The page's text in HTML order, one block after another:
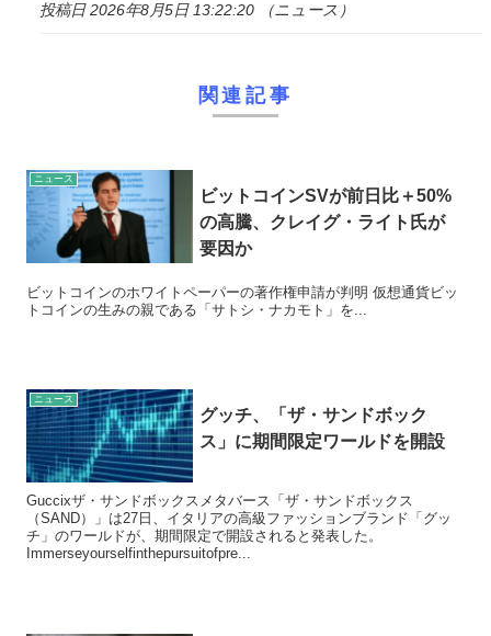
投稿日 2026年8月5日 13:22:20 （ニュース）
関連記事
ニュース
ビットコインSVが前日比＋50%
の高騰、クレイグ・ライト氏が
要因か
ビットコインのホワイトペーパーの著作権申請が判明 仮想通貨ビッ
トコインの生みの親である「サトシ・ナカモト」を...
ニュース
グッチ、「ザ・サンドボック
ス」に期間限定ワールドを開設
Guccixザ・サンドボックスメタバース「ザ・サンドボックス
（SAND）」は27日、イタリアの高級ファッションブランド「グッ
チ」のワールドが、期間限定で開設されると発表した。
Immerseyourselfinthepursuitofpre...